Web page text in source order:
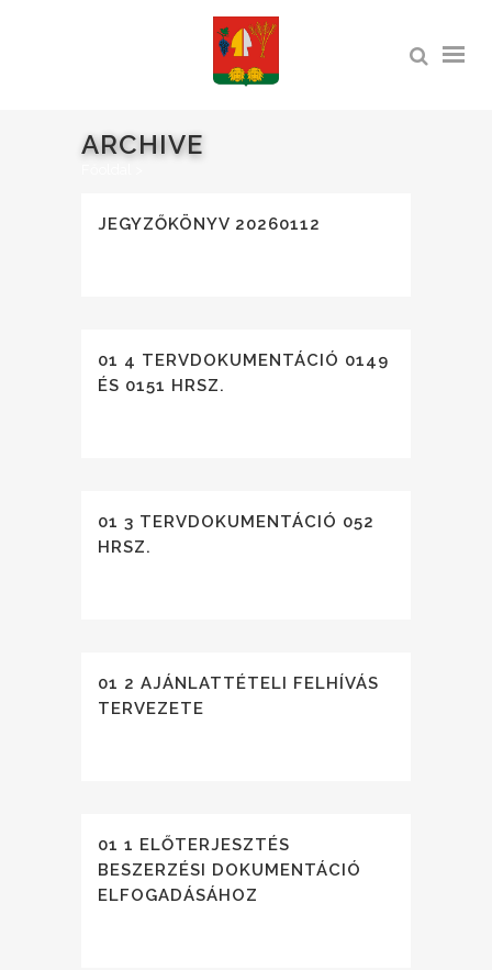
ARCHIVE
JEGYZŐKÖNYV 20260112
01 4 TERVDOKUMENTÁCIÓ 0149
ÉS 0151 HRSZ.
01 3 TERVDOKUMENTÁCIÓ 052
HRSZ.
01 2 AJÁNLATTÉTELI FELHÍVÁS
TERVEZETE
01 1 ELŐTERJESZTÉS
BESZERZÉSI DOKUMENTÁCIÓ
ELFOGADÁSÁHOZ